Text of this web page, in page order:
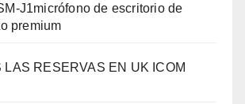
J1micrófono de escritorio de
premium
LAS RESERVAS EN UK ICOM